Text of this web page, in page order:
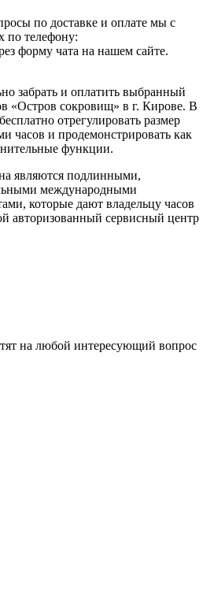
по доставке и оплате мы с
по телефону:
форму чата на нашем сайте.
забрать и оплатить выбранный
«Остров сокровищ» в г. Кирове. В
отрегулировать размер
часов и продемонстрировать как
функции.
являются подлинными,
международными
которые дают владельцу часов
авторизованный сервисный центр
на любой интересующий вопрос